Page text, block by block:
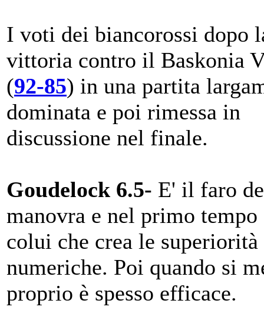
I voti dei biancorossi dopo
vittoria contro il Baskonia
(92-85) in una partita
dominata e poi rimessa in
discussione nel finale.
Goudelock 6.5- E' il faro
manovra e nel primo tempo
colui che crea le superiorità
numeriche. Poi quando si
proprio è spesso efficace.